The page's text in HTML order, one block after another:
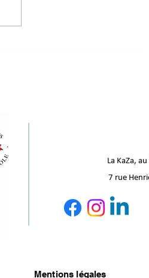
La KaZa,
7 rue
Mentions légales